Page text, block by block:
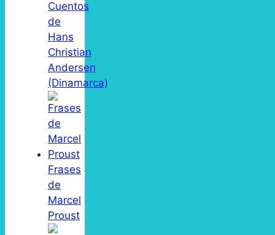
Cuentos
de
Hans
Christian
Andersen
(Dinamarca)
Frases
de
Marcel
Proust